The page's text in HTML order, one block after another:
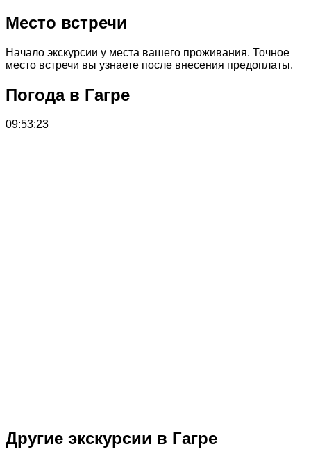
Место встречи
Начало экскурсии у места вашего проживания. Точное
место встречи вы узнаете после внесения предоплаты.
Погода в Гагре
09:53:23
Другие экскурсии в Гагре